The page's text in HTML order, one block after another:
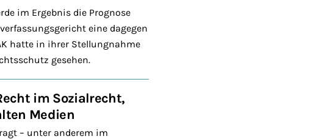
im Ergebnis die Prognose
eine dagegen
hatte in ihrer Stellungnahme
gesehen.
im Sozialrecht,
Medien
– unter anderem im